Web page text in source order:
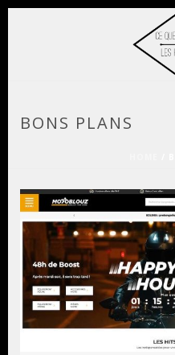
BONS PLANS